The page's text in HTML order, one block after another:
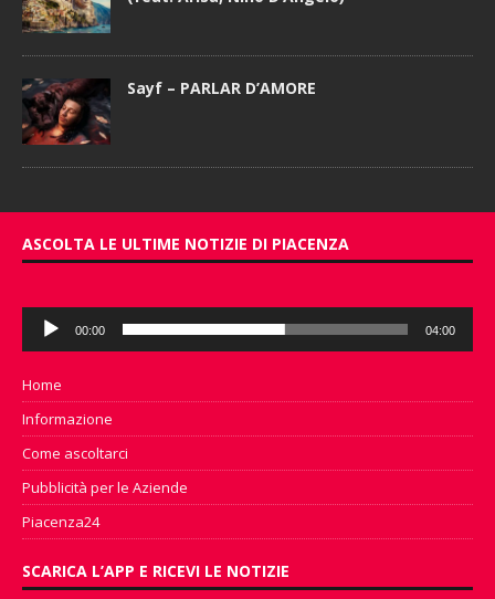
Sayf – PARLAR D’AMORE
ASCOLTA LE ULTIME NOTIZIE DI PIACENZA
Audio
Player
00:00 04:00
Home
Informazione
Come ascoltarci
Pubblicità per le Aziende
Piacenza24
SCARICA L’APP E RICEVI LE NOTIZIE